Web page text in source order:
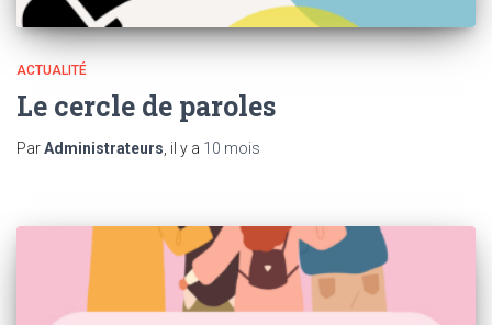
ACTUALITÉ
Le cercle de paroles
ParAdministrateurs , il y a 10 mois